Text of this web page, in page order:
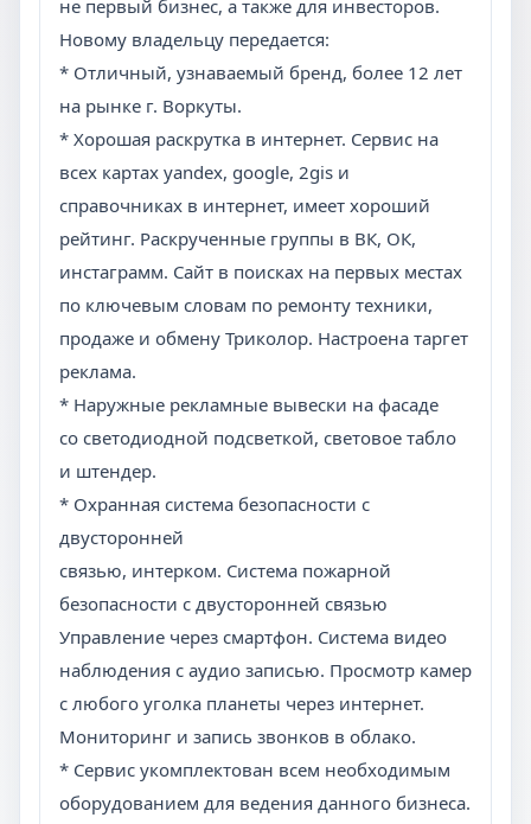
не первый бизнес, а также для инвесторов.
Новому владельцу передается:
* Отличный, узнаваемый бренд, более 12 лет
на рынке г. Воркуты.
* Хорошая раскрутка в интернет. Сервис на
всех картах yandex, google, 2gis и
справочниках в интернет, имеет хороший
рейтинг. Раскрученные группы в ВК, ОК,
инстаграмм. Сайт в поисках на первых местах
по ключевым словам по ремонту техники,
продаже и обмену Триколор. Настроена таргет
реклама.
* Наружные рекламные вывески на фасаде
со светодиодной подсветкой, световое табло
и штендер.
* Охранная система безопасности с
двусторонней
связью, интерком. Система пожарной
безопасности с двусторонней связью
Управление через смартфон. Система видео
наблюдения с аудио записью. Просмотр камер
с любого уголка планеты через интернет.
Мониторинг и запись звонков в облако.
* Сервис укомплектован всем необходимым
оборудованием для ведения данного бизнеса.